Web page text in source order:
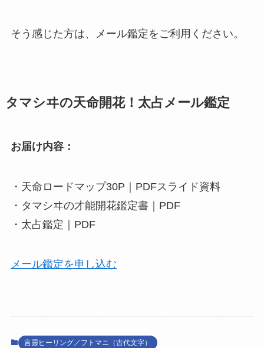
そう感じた方は、メール鑑定をご利用ください。
タマシヰの天命開花！太占メール鑑定
お届け内容：
・天命ロードマップ30P｜PDFスライド資料
・タマシヰの才能開花鑑定書｜PDF
・太占鑑定｜PDF
メール鑑定を申し込む
言靈ヒーリング／フトマニ（古代文字）